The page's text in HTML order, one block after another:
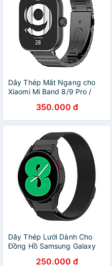
Dây Thép Mắt Ngang cho
Xiaomi Mi Band 8/9 Pro /
Redmi Watch 5/4 / Redmi
Watch 6 - Hàng Chính Hãng
350.000 đ
Dây Thép Lưới Dành Cho
Đồng Hồ Samsung Galaxy
Kai.N Universal Milanese_
250.000 đ